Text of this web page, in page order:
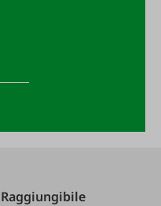
Raggiungibile